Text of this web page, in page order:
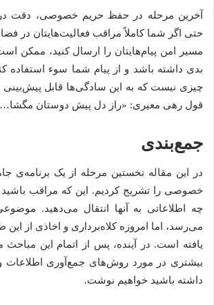
آخرین مرحله در حفظ حریم خصوصی، دقت در
حتی اگر شما کاملاً مراقب فعالیت‌هایتان در
مسیر امن پیام‌هایتان را ارسال کنید، ممکن
بدی داشته باشد و از پیام شما سوء استفاده
چیزی نیست که به این سادگی‌ها قابل پیش‌بینی
قول رهی معیری: «راز دل پیش دوستان
جمع‌بندی
در این مقاله نخستین مرحله از یک برنامه‌ی
خصوصی را تشریح کردیم. این که مراقب باشید
چه اطلاعاتی به آنها انتقال می‌دهید.
می‌رسد، اما امروزه کلاه‌برداری و اخاذی از
یافته است. در آینده، پس از اتمام این مباحث
بیشتری در مورد روش‌های جمع‌آوری اطلاعات و
داشته باشید خواهیم نوشت.